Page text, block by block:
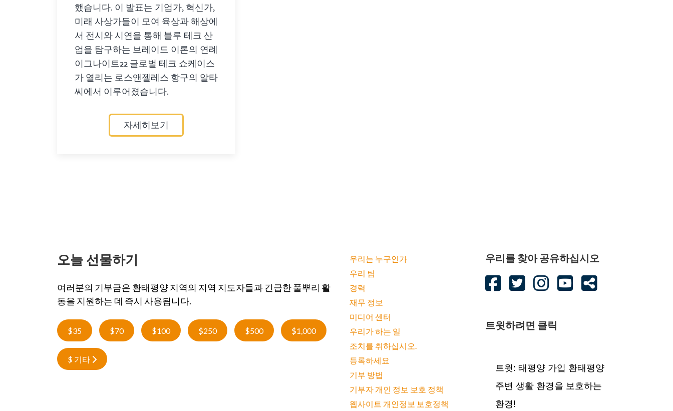
했습니다. 이 발표는 기업가, 혁신가,
미래 사상가들이 모여 육상과 해상에
서 전시와 시연을 통해 블루 테크 산
업을 탐구하는 브레이드 이론의 연례
이그나이트22 글로벌 테크 쇼케이스
가 열리는 로스앤젤레스 항구의 알타
씨에서 이루어졌습니다.
자세히보기
오늘 선물하기
여러분의 기부금은 환태평양 지역의 지역 지도자들과 긴급한 풀뿌리 활
동을 지원하는 데 즉시 사용됩니다.
$35 $70 $100 $250 $500 $1,000
$ 기타
우리는 누구인가
우리 팀
경력
재무 정보
미디어 센터
우리가 하는 일
조치를 취하십시오.
등록하세요
기부 방법
기부자 개인 정보 보호 정책
웹사이트 개인정보 보호정책
우리를 찾아 공유하십시오
트윗하려면 클릭
트윗: 태평양 가입 환태평양
주변 생활 환경을 보호하는
환경!